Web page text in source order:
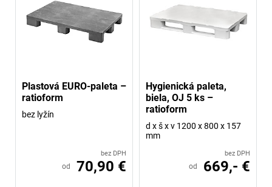
Plastová EURO-paleta –
ratioform
bez lyžín
bez DPH
od 70,90 €
Hygienická paleta,
biela, OJ 5 ks –
ratioform
d x š x v 1200 x 800 x 157
mm
bez DPH
od 669,- €